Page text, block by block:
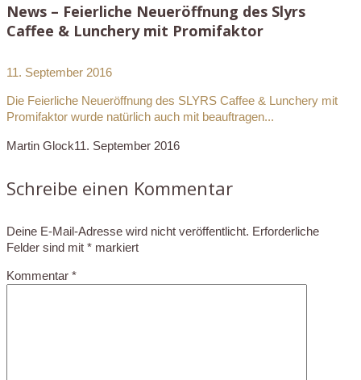
News – Feierliche Neueröffnung des Slyrs
Caffee & Lunchery mit Promifaktor
11. September 2016
Die Feierliche Neueröffnung des SLYRS Caffee & Lunchery mit
Promifaktor wurde natürlich auch mit beauftragen...
Martin Glock11. September 2016
Schreibe einen Kommentar
Deine E-Mail-Adresse wird nicht veröffentlicht. Erforderliche
Felder sind mit * markiert
Kommentar *